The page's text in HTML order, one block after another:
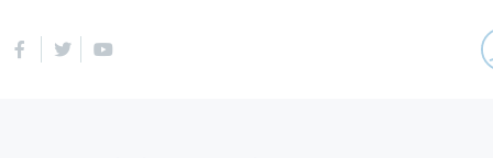
FacebookTwitter